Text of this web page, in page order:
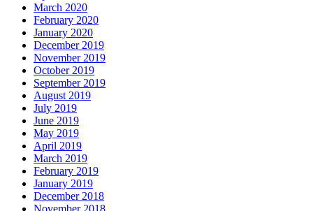
March 2020
February 2020
January 2020
December 2019
November 2019
October 2019
September 2019
August 2019
July 2019
June 2019
May 2019
April 2019
March 2019
February 2019
January 2019
December 2018
November 2018